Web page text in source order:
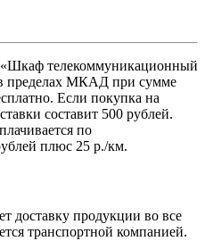
телекоммуникационный
пределах МКАД при сумме
Если покупка на
составит 500 рублей.
по
плюс 25 р./км.
доставку продукции во все
транспортной компанией.